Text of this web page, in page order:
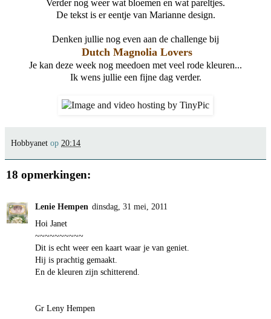
Verder nog weer wat bloemen en wat pareltjes.
De tekst is er eentje van Marianne design.
Denken jullie nog even aan de challenge bij
Dutch Magnolia Lovers
Je kan deze week nog meedoen met veel rode kleuren...
Ik wens jullie een fijne dag verder.
Hobbyanet op 20:14
18 opmerkingen:
Lenie Hempen dinsdag, 31 mei, 2011
Hoi Janet
~~~~~~~~~~
Dit is echt weer een kaart waar je van geniet.
Hij is prachtig gemaakt.
En de kleuren zijn schitterend.
Gr Leny Hempen